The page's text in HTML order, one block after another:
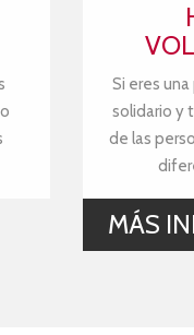
Si eres
solidario y
de las
MÁS